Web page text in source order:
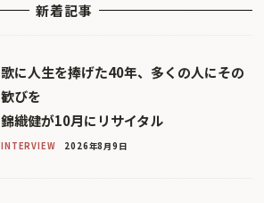
新着記事
歌に人生を捧げた40年、多くの人にその
歓びを
錦織健が10月にリサイタル
INTERVIEW 2026年8月9日